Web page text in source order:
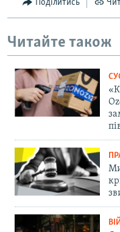
Поділитись
Читайте також